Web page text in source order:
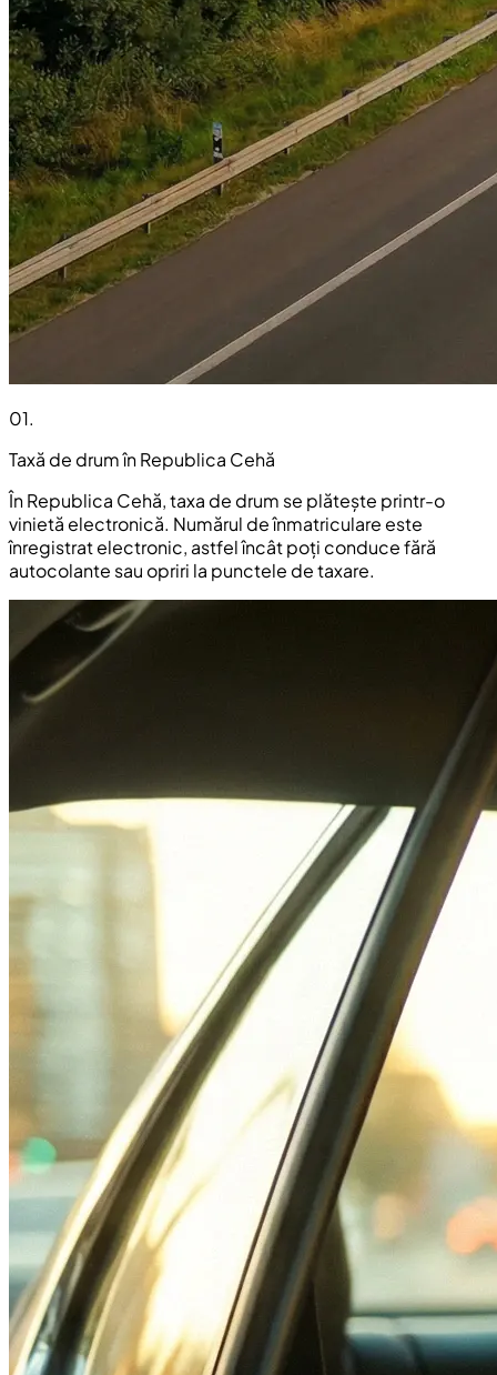
01.
Taxă de drum în Republica Cehă
În Republica Cehă, taxa de drum se plătește printr-o
vinietă electronică. Numărul de înmatriculare este
înregistrat electronic, astfel încât poți conduce fără
autocolante sau opriri la punctele de taxare.